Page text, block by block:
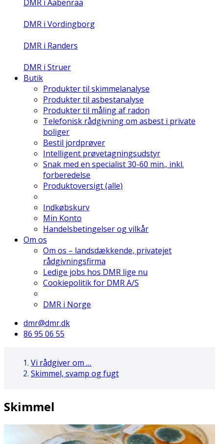
DMR i Aabenraa
DMR i Vordingborg
DMR i Randers
DMR i Struer
Butik
Produkter til skimmelanalyse
Produkter til asbestanalyse
Produkter til måling af radon
Telefonisk rådgivning om asbest i private
boliger
Bestil jordprøver
Intelligent prøvetagningsudstyr
Snak med en specialist 30-60 min., inkl.
forberedelse
Produktoversigt (alle)
Indkøbskurv
Min Konto
Handelsbetingelser og vilkår
Om os
Om os – landsdækkende, privatejet
rådgivningsfirma
Ledige jobs hos DMR lige nu
Cookiepolitik for DMR A/S
DMR i Norge
dmr@dmr.dk
86 95 06 55
Vi rådgiver om …
Skimmel, svamp og fugt
Skimmel